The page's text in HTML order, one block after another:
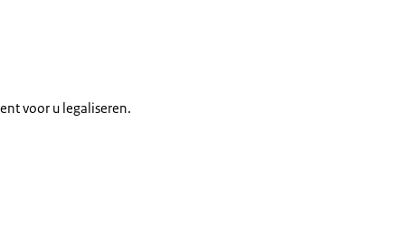
voor u legaliseren.